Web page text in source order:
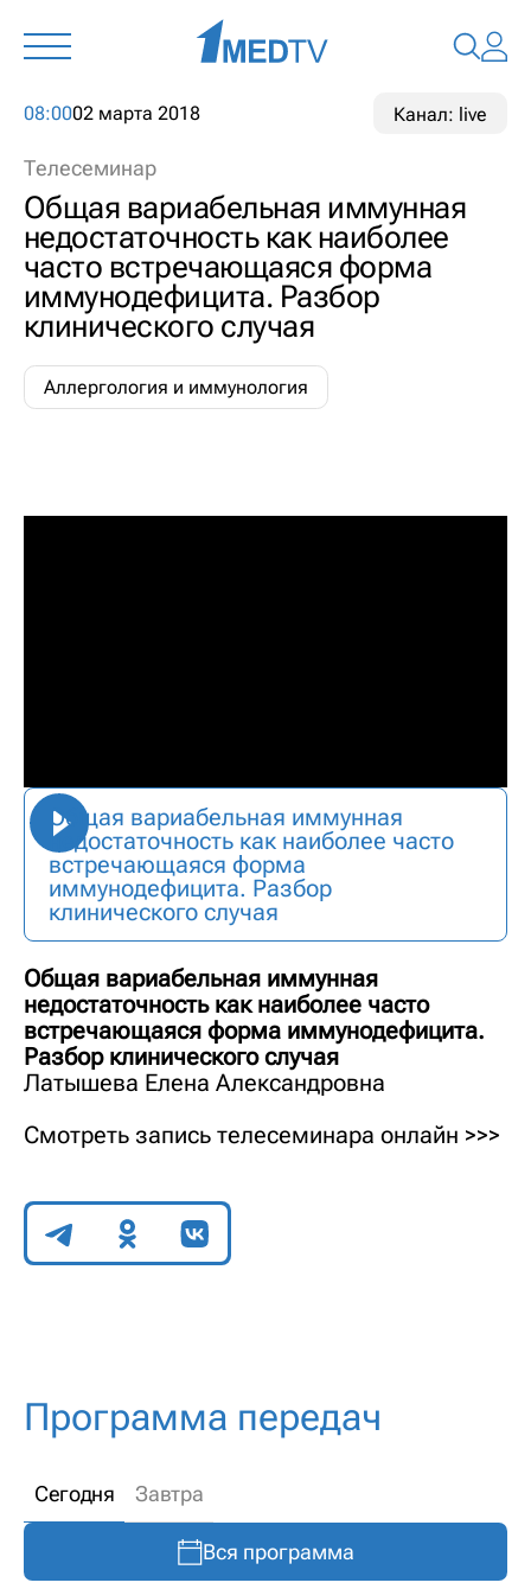
08:0002 марта 2018 Канал: live
Телесеминар
Общая вариабельная иммунная
недостаточность как наиболее
часто встречающаяся форма
иммунодефицита. Разбор
клинического случая
Аллергология и иммунология
Общая вариабельная иммунная
недостаточность как наиболее часто
встречающаяся форма
иммунодефицита. Разбор
клинического случая
Общая вариабельная иммунная
недостаточность как наиболее часто
встречающаяся форма иммунодефицита.
Разбор клинического случая
Латышева Елена Александровна
Смотреть запись телесеминара онлайн >>>
Поделиться
Программа передач
Сегодня Завтра
Вся программа